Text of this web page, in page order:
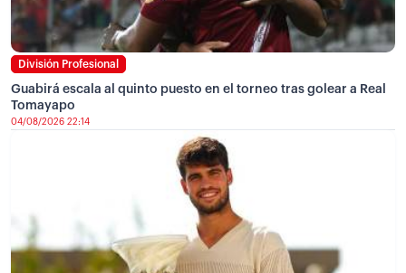
División Profesional
Guabirá escala al quinto puesto en el torneo tras golear a Real
Tomayapo
04/08/2026 22:14